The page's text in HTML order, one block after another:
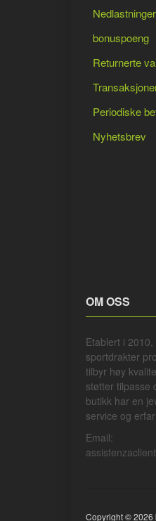
Nedlastninger
bonuspoeng
Returnerte
Periodiske
Nyhetsbrev
OM OSS
Etablert i
sportdrakter
tilbyr høy
støtter tilpasse
butikk har en
service og
Email:
Copyright © 2026